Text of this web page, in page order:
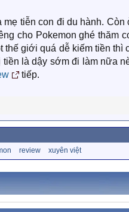
tiễn con đi du hành.
cho Pokemon ghé thăm
giới quá dễ kiếm tiền thì
là dậy sớm đi làm nữa
tiếp.
review xuyên việt